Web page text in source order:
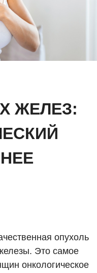
ЖЕЛЕЗ:
опухоль
Это самое
онкологическое